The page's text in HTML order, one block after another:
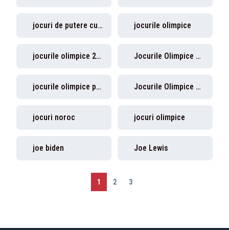
jocuri de putere cu oreste teodorescu jocurile olimpice
jocurile olimpice 2024 Jocurile Olimpice de la Tokyo
jocurile olimpice paris Jocurile Olimpice Paris 2024
jocuri noroc jocuri olimpice
joe biden Joe Lewis
1 2 3